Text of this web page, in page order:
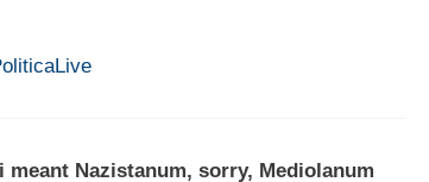
Nazistanum, sorry, Mediolanum